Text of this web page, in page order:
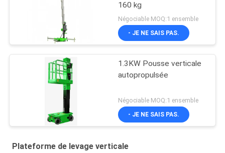
160 kg
Négociable MOQ:1 ensemble
- JE NE SAIS PAS.
1.3KW Pousse verticale
autopropulsée
Négociable MOQ:1 ensemble
- JE NE SAIS PAS.
Plateforme de levage verticale